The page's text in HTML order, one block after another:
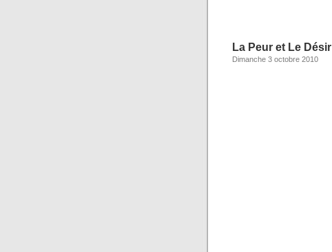
La Peur et Le Désir
Dimanche 3 octobre 2010